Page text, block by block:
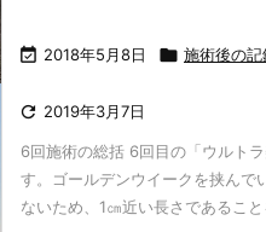
 2018年5月8日  施術後の記
 2019年3月7日
6回施術の総括 6回目の「ウルト
す。ゴールデンウイークを挟んで
ないため、1㎝近い長さであるこ